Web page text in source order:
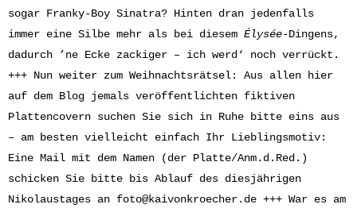
sogar Franky-Boy Sinatra? Hinten dran jedenfalls
immer eine Silbe mehr als bei diesem Élysée-Dingens,
dadurch ’ne Ecke zackiger – ich werd‘ noch verrückt.
+++ Nun weiter zum Weihnachtsrätsel: Aus allen hier
auf dem Blog jemals veröffentlichten fiktiven
Plattencovern suchen Sie sich in Ruhe bitte eins aus
– am besten vielleicht einfach Ihr Lieblingsmotiv:
Eine Mail mit dem Namen (der Platte/Anm.d.Red.)
schicken Sie bitte bis Ablauf des diesjährigen
Nikolaustages an foto@kaivonkroecher.de +++ War es am